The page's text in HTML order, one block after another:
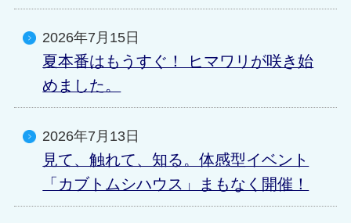
2026年7月15日
夏本番はもうすぐ！ ヒマワリが咲き始
めました。
2026年7月13日
見て、触れて、知る。体感型イベント
「カブトムシハウス」まもなく開催！